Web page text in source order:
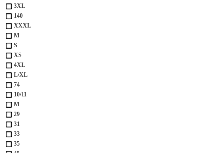
3XL
140
XXXL
М
S
XS
4XL
L/XL
74
10/11
M
29
31
33
35